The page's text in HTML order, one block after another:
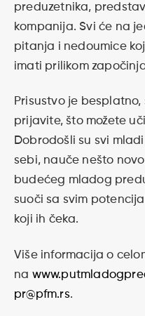
preduzetnika,
kompanija. Svi će na
pitanja i nedoumice
imati prilikom
Prisustvo je
prijavite, što možete
Dobrodošli su svi
sebi, nauče nešto
budećeg mladog
suoči sa svim
koji ih čeka.
Više informacija o
na
pr@pfm.rs.